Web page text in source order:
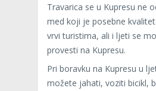
Travarica se u Kupresu ne
med koji je posebne
vrvi turistima, ali i ljeti se
provesti na Kupresu.
Pri boravku na Kupresu u
možete jahati, voziti bicikl,